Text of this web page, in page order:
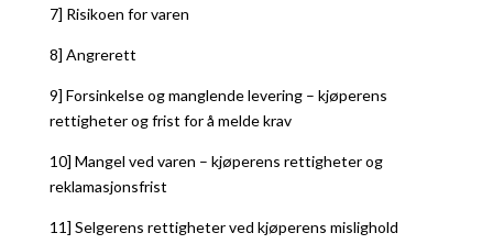
7] Risikoen for varen
8] Angrerett
9] Forsinkelse og manglende levering – kjøperens
rettigheter og frist for å melde krav
10] Mangel ved varen – kjøperens rettigheter og
reklamasjonsfrist
11] Selgerens rettigheter ved kjøperens mislighold